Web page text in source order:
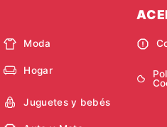
Moda
Hogar
Juguetes y bebés